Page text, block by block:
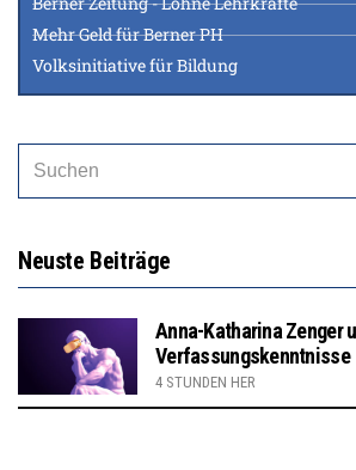
Mehr Geld für Berner PH
Volksinitiative für Bildung
Neuste Beiträge
Anna-Katharina Zenger
Verfassungskenntnisse
4 STUNDEN HER